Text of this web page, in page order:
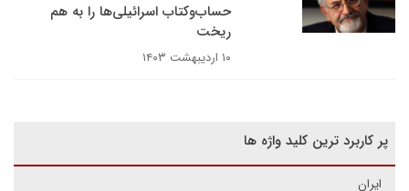
حساب‌وکتاب اسرائیلی‌ها را به هم
ریخت
۱۰ اردیبهشت ۱۴۰۳
پر کاربرد ترین کلید واژه ها
ایران